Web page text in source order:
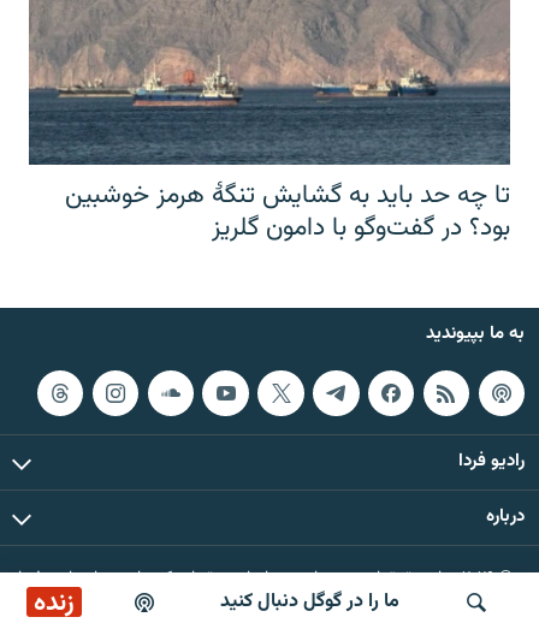
ما را در گوگل دنبال کنید زنده ایستگاه ۱۹
تا چه حد باید به گشایش تنگهٔ هرمز خوشبین
بود؟ در گفت‌وگو با دامون گلریز
به ما بپیوندید
رادیو فردا
درباره
© ۲۰۲۶ تمام حقوق این وب‌سایت، بر اساس مقررات کپی‌رایت، برای رادیو فردا
محفوظ است.